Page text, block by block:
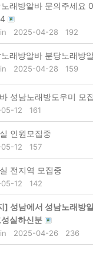
노래방알바 문의주세요
2025-04-28 192
노래방알바 분당노래방
2025-04-28 159
성남노래방도우미 모
12 161
인원모집중
12 157
전지역 모집중
12 142
]성남에서 성남노래방
실하신분
2025-04-26 236